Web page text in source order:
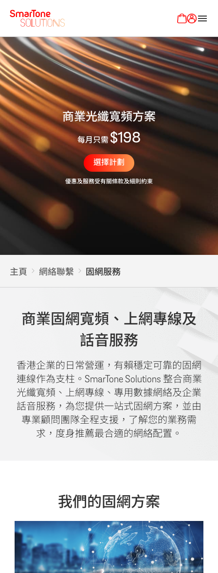
menu
商業光纖寬頻方案
每月只需$198
選擇計劃
優惠及服務受有關條款及細則約束
主頁 網絡聯繫 固網服務
商業固網寬頻、上網專線及
話音服務
香港企業的日常營運，有賴穩定可靠的固網
連線作為支柱。SmarTone Solutions 整合商業
光纖寬頻、上網專線、專用數據網絡及企業
話音服務，為您提供一站式固網方案，並由
專業顧問團隊全程支援，了解您的業務需
求，度身推薦最合適的網絡配置。
我們的固網方案